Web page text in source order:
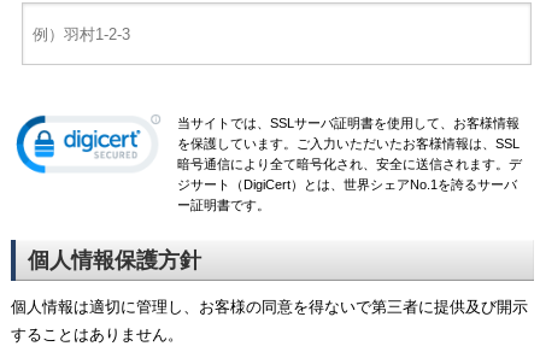
当サイトでは、SSLサーバ証明書を使用して、お客様情報
を保護しています。ご入力いただいたお客様情報は、SSL
暗号通信により全て暗号化され、安全に送信されます。デ
ジサート（DigiCert）とは、世界シェアNo.1を誇るサーバ
ー証明書です。
個人情報保護方針
個人情報は適切に管理し、お客様の同意を得ないで第三者に提供及び開示
することはありません。